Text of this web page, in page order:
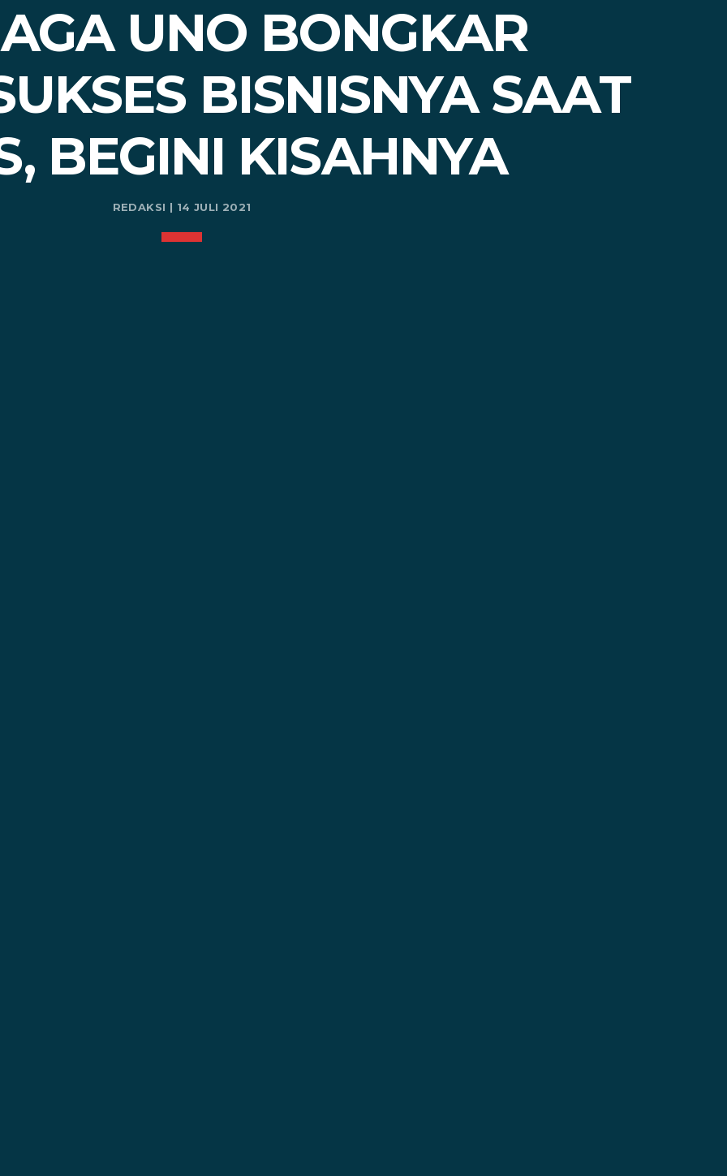
UNO BONGKAR
BISNISNYA SAAT
BEGINI KISAHNYA
REDAKSI | 14 JULI 2021